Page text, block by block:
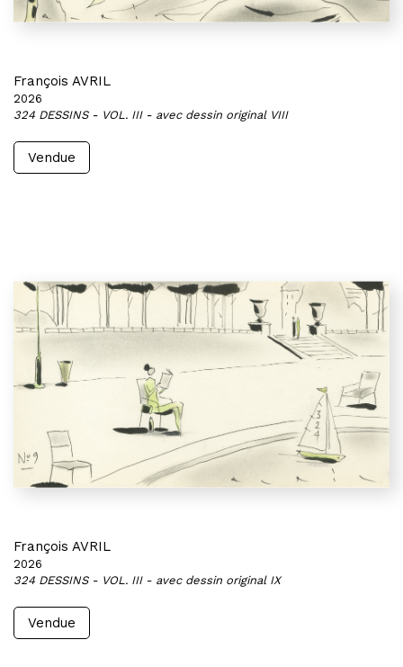
François AVRIL
2026
324 DESSINS - VOL. III - avec dessin original VIII
Vendue
François AVRIL
2026
324 DESSINS - VOL. III - avec dessin original IX
Vendue